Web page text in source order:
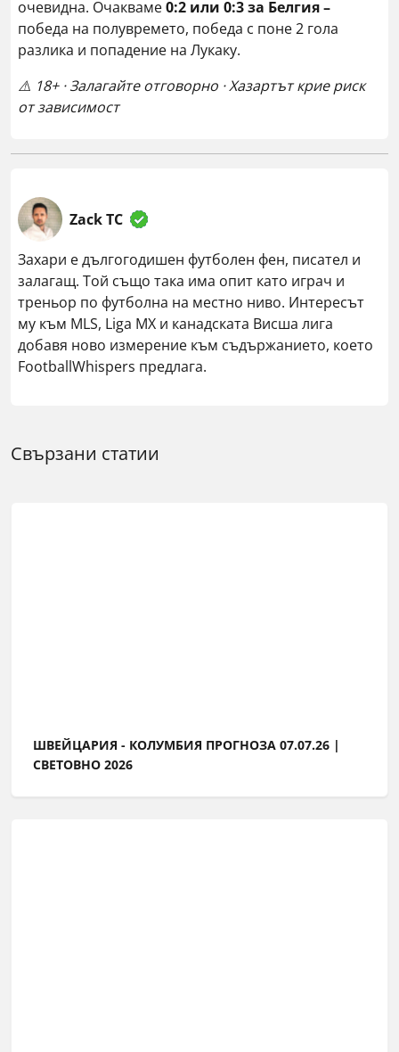
очевидна. Очакваме0:2 или 0:3 за Белгия –
победа на полувремето, победа с поне 2 гола
разлика и попадение на Лукаку.
⚠️ 18+ · Залагайте отговорно · Хазартът крие риск
от зависимост
Zack TC
Захари е дългогодишен футболен фен, писател и
залагащ. Той също така има опит като играч и
треньор по футболна на местно ниво. Интересът
му към MLS, Liga MX и канадската Висша лига
добавя ново измерение към съдържанието, което
FootballWhispers предлага.
Свързани статии
ШВЕЙЦАРИЯ - КОЛУМБИЯ ПРОГНОЗА 07.07.26 |
СВЕТОВНО 2026